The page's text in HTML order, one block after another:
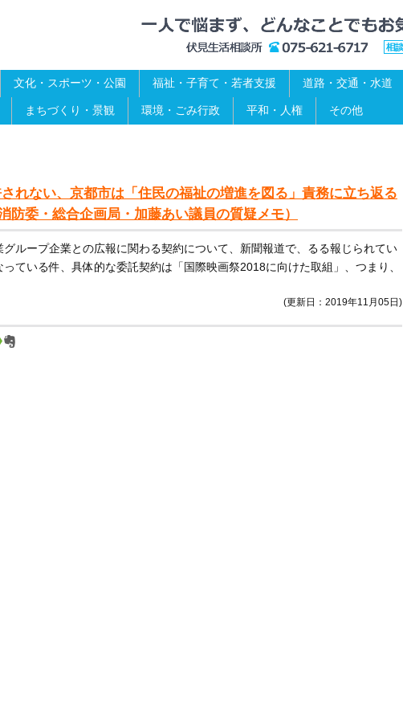
文化・スポーツ・公園 福祉・子育て・若者支援 道路・交通・水道
まちづくり・景観 環境・ごみ行政 平和・人権 その他
されない、京都市は「住民の福祉の増進を図る」責務に立ち返る
防委・総合企画局・加藤あい議員の質疑メモ）
ループ企業との広報に関わる契約について、新聞報道で、るる報じられてい
ている件、具体的な委託契約は「国際映画祭2018に向けた取組」、つまり、
(更新日：2019年11月05日)